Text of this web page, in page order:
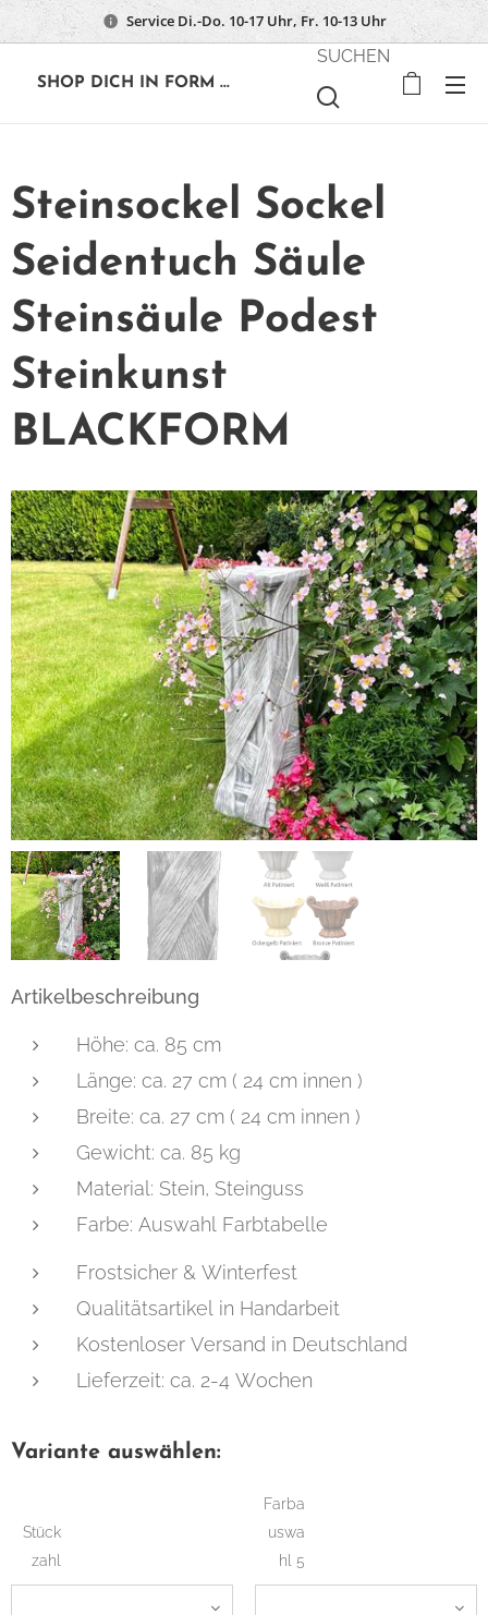
Service Di.-Do. 10-17 Uhr, Fr. 10-13 Uhr
SHOP DICH IN FORM ...
SUCHEN
Steinsockel Sockel
Seidentuch Säule
Steinsäule Podest
Steinkunst
BLACKFORM
Artikelbeschreibung
Höhe: ca. 85 cm
Länge: ca. 27 cm ( 24 cm innen )
Breite: ca. 27 cm ( 24 cm innen )
Gewicht: ca. 85 kg
Material: Stein, Steinguss
Farbe: Auswahl Farbtabelle
Frostsicher & Winterfest
Qualitätsartikel in Handarbeit
Kostenloser Versand in Deutschland
Lieferzeit: ca. 2-4 Wochen
Variante auswählen:
Stück
zahl
Farba
uswa
hl 5